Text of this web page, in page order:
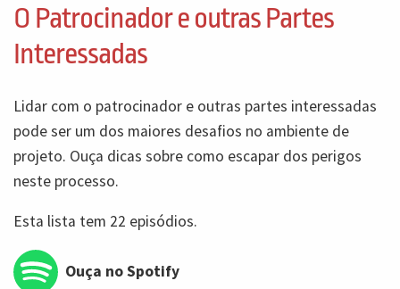
O Patrocinador e outras Partes
Interessadas
Lidar com o patrocinador e outras partes interessadas
pode ser um dos maiores desafios no ambiente de
projeto. Ouça dicas sobre como escapar dos perigos
neste processo.
Esta lista tem 22 episódios.
Ouça no Spotify